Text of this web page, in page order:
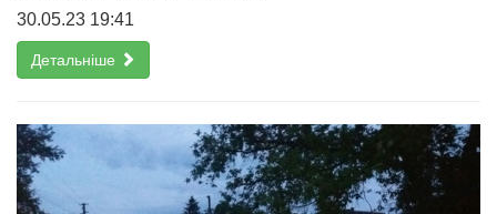
30.05.23 19:41
Детальніше